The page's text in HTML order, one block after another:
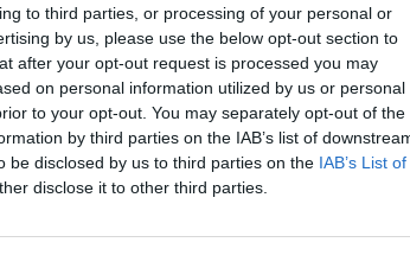
to third parties, or processing of your personal or
by us, please use the below opt-out section to
after your opt-out request is processed you may
on personal information utilized by us or personal
to your opt-out. You may separately opt-out of the
by third parties on the IAB’s list of
be disclosed by us to third parties on the IAB’s List of
disclose it to other third parties.